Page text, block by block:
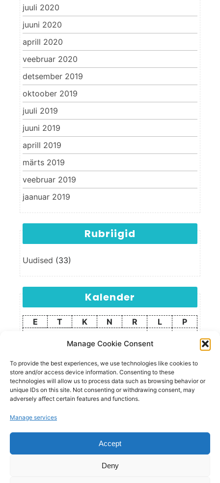
Manage Cookie Consent
To provide the best experiences, we use technologies like cookies to
store and/or access device information. Consenting to these
technologies will allow us to process data such as browsing behavior or
unique IDs on this site. Not consenting or withdrawing consent, may
adversely affect certain features and functions.
Manage services
Accept
Deny
juuli 2020
juuni 2020
aprill 2020
veebruar 2020
detsember 2019
oktoober 2019
juuli 2019
juuni 2019
aprill 2019
märts 2019
veebruar 2019
jaanuar 2019
Rubriigid
Uudised (33)
Kalender
august 2026
E T K N R L
P
5 6 7
10
11 12 13 14 15
16
17
18 19 20 21 22
24
25 26 27 28 29
30
31